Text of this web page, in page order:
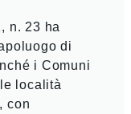
n. 23 ha
di
i Comuni
località
con